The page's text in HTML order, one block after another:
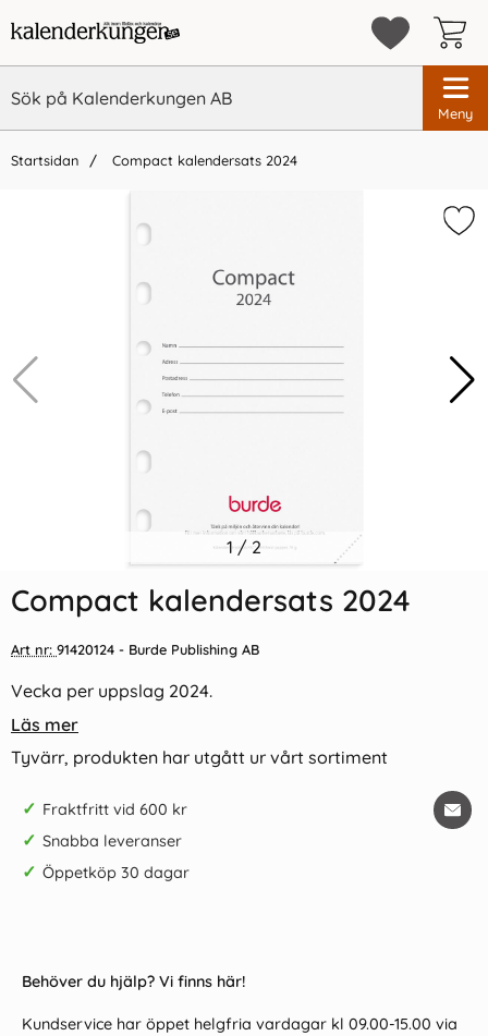
Meny
Startsidan Compact kalendersats 2024
1/2
Compact kalendersats 2024
Art nr: 91420124 - Burde Publishing AB
Vecka per uppslag 2024.
Läs mer
Tyvärr, produkten har utgått ur vårt sortiment
✓ Fraktfritt vid 600 kr
✓ Snabba leveranser
✓ Öppetköp 30 dagar
Behöver du hjälp? Vi finns här!
Kundservice har öppet helgfria vardagar kl 09.00-15.00 via